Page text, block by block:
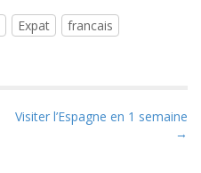
Expat
francais
Visiter l’Espagne en 1 semaine
→